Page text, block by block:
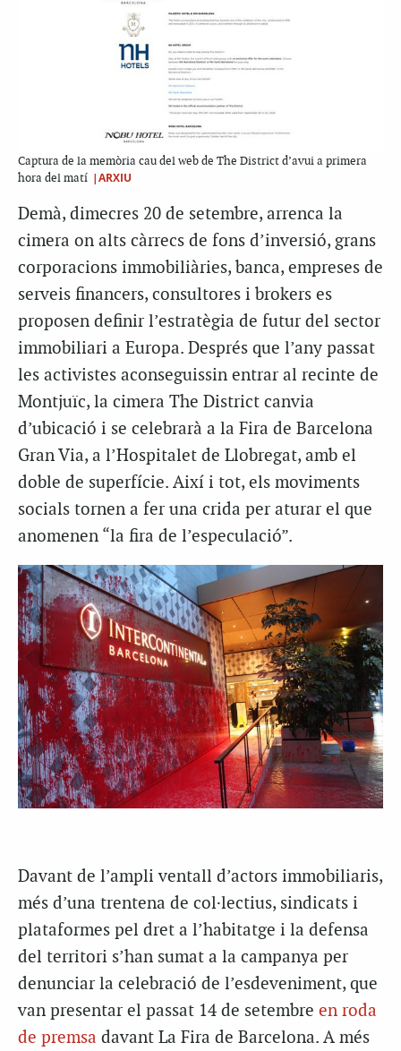
Captura de la memòria cau del web de The District d’avui a primera
hora del matí |ARXIU
Demà, dimecres 20 de setembre, arrenca la
cimera on alts càrrecs de fons d’inversió, grans
corporacions immobiliàries, banca, empreses de
serveis financers, consultores i brokers es
proposen definir l’estratègia de futur del sector
immobiliari a Europa. Després que l’any passat
les activistes aconseguissin entrar al recinte de
Montjuïc, la cimera The District canvia
d’ubicació i se celebrarà a la Fira de Barcelona
Gran Via, a l’Hospitalet de Llobregat, amb el
doble de superfície. Així i tot, els moviments
socials tornen a fer una crida per aturar el que
anomenen “la fira de l’especulació”.
Davant de l’ampli ventall d’actors immobiliaris,
més d’una trentena de col·lectius, sindicats i
plataformes pel dret a l’habitatge i la defensa
del territori s’han sumat a la campanya per
denunciar la celebració de l’esdeveniment, que
van presentar el passat 14 de setembre en roda
de premsa davant La Fira de Barcelona. A més